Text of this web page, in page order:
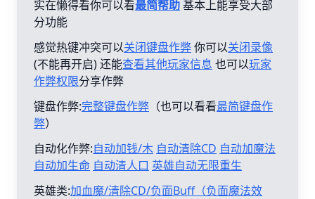
实在懒得看你可以看最简帮助基本上能享受大部
分功能
感觉热键冲突可以关闭键盘作弊你可以关闭录像
(不能再开启) 还能查看其他玩家信息 也可以玩家
作弊权限分享作弊
键盘作弊:完整键盘作弊 （也可以看看最简键盘作
弊）
自动化作弊:自动加钱/木 自动清除CD 自动加魔法
自动加生命 自动清人口 英雄自动无限重生
英雄类:加血魔/清除CD/负面Buff（负面魔法效